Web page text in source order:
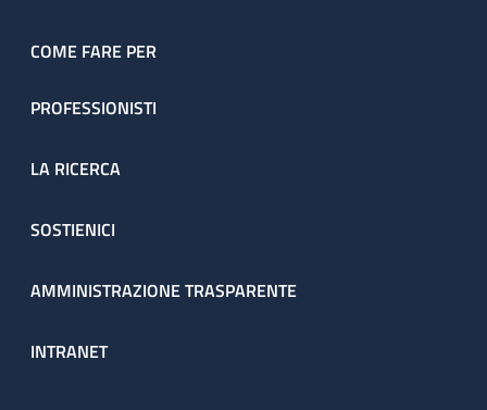
COME FARE PER
PROFESSIONISTI
LA RICERCA
SOSTIENICI
AMMINISTRAZIONE TRASPARENTE
INTRANET